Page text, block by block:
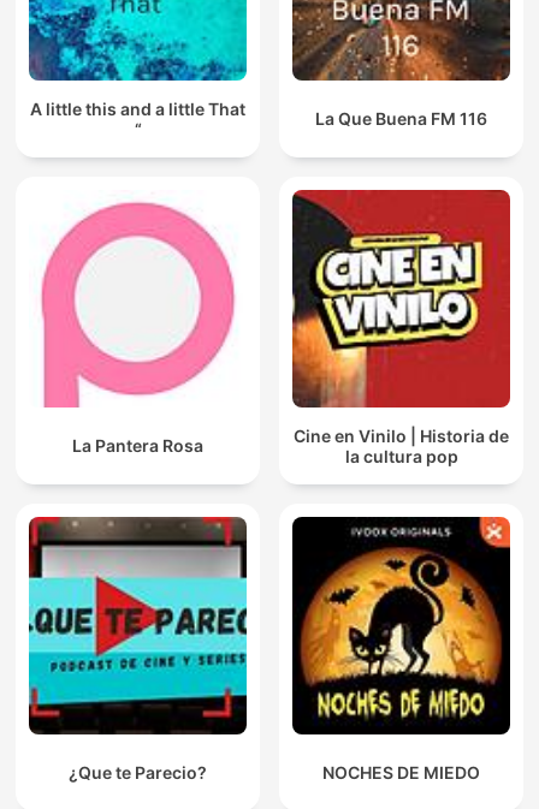
A little this and a little That
“
La Que Buena FM 116
La Pantera Rosa
Cine en Vinilo | Historia de
la cultura pop
¿Que te Parecio? NOCHES DE MIEDO